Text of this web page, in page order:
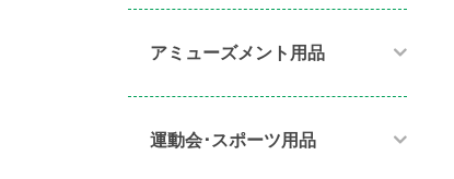
アミューズメント用品​
運動会･スポーツ用品​